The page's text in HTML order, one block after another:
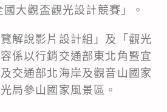
國大觀盃觀光設計競賽」。
解說影片設計組」及「觀光
係以行銷交通部東北角暨宜
交通部北海岸及觀音山國家
局參山國家風景區。